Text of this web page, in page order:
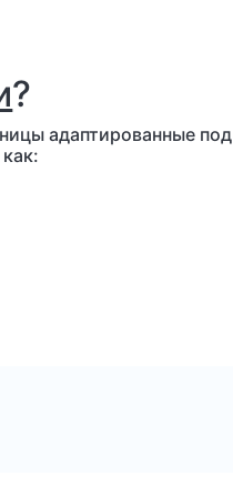
?
адаптированные под